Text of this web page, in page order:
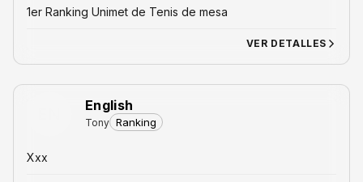
1er Ranking Unimet de Tenis de mesa
VER DETALLES
English
Tony Ranking
Xxx